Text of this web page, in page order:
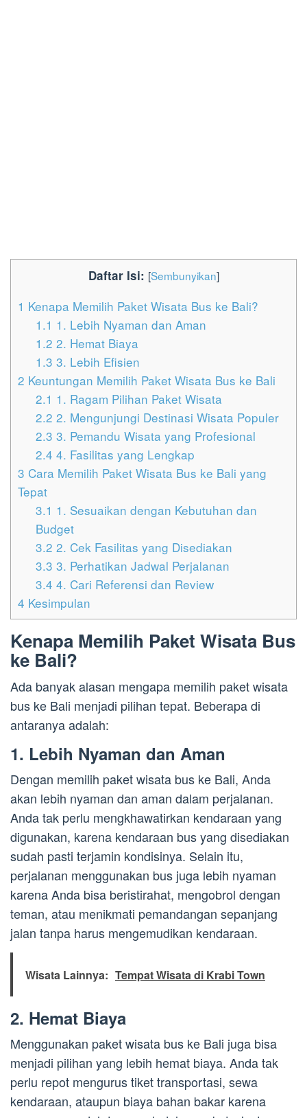
Daftar Isi: [Sembunyikan]
1 Kenapa Memilih Paket Wisata Bus ke Bali?
1.1 1. Lebih Nyaman dan Aman
1.2 2. Hemat Biaya
1.3 3. Lebih Efisien
2 Keuntungan Memilih Paket Wisata Bus ke Bali
2.1 1. Ragam Pilihan Paket Wisata
2.2 2. Mengunjungi Destinasi Wisata Populer
2.3 3. Pemandu Wisata yang Profesional
2.4 4. Fasilitas yang Lengkap
3 Cara Memilih Paket Wisata Bus ke Bali yang
Tepat
3.1 1. Sesuaikan dengan Kebutuhan dan
Budget
3.2 2. Cek Fasilitas yang Disediakan
3.3 3. Perhatikan Jadwal Perjalanan
3.4 4. Cari Referensi dan Review
4 Kesimpulan
Kenapa Memilih Paket Wisata Bus
ke Bali?
Ada banyak alasan mengapa memilih paket wisata
bus ke Bali menjadi pilihan tepat. Beberapa di
antaranya adalah:
1. Lebih Nyaman dan Aman
Dengan memilih paket wisata bus ke Bali, Anda
akan lebih nyaman dan aman dalam perjalanan.
Anda tak perlu mengkhawatirkan kendaraan yang
digunakan, karena kendaraan bus yang disediakan
sudah pasti terjamin kondisinya. Selain itu,
perjalanan menggunakan bus juga lebih nyaman
karena Anda bisa beristirahat, mengobrol dengan
teman, atau menikmati pemandangan sepanjang
jalan tanpa harus mengemudikan kendaraan.
Wisata Lainnya: Tempat Wisata di Krabi Town
2. Hemat Biaya
Menggunakan paket wisata bus ke Bali juga bisa
menjadi pilihan yang lebih hemat biaya. Anda tak
perlu repot mengurus tiket transportasi, sewa
kendaraan, ataupun biaya bahan bakar karena